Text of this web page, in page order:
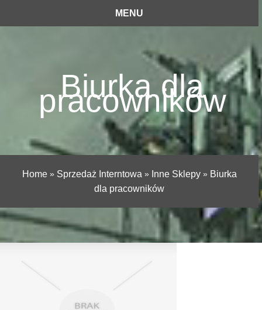
MENU
Biurka dla
pracowników
Home» Sprzedaż Interntowa » Inne Sklepy» Biurka
dla pracowników